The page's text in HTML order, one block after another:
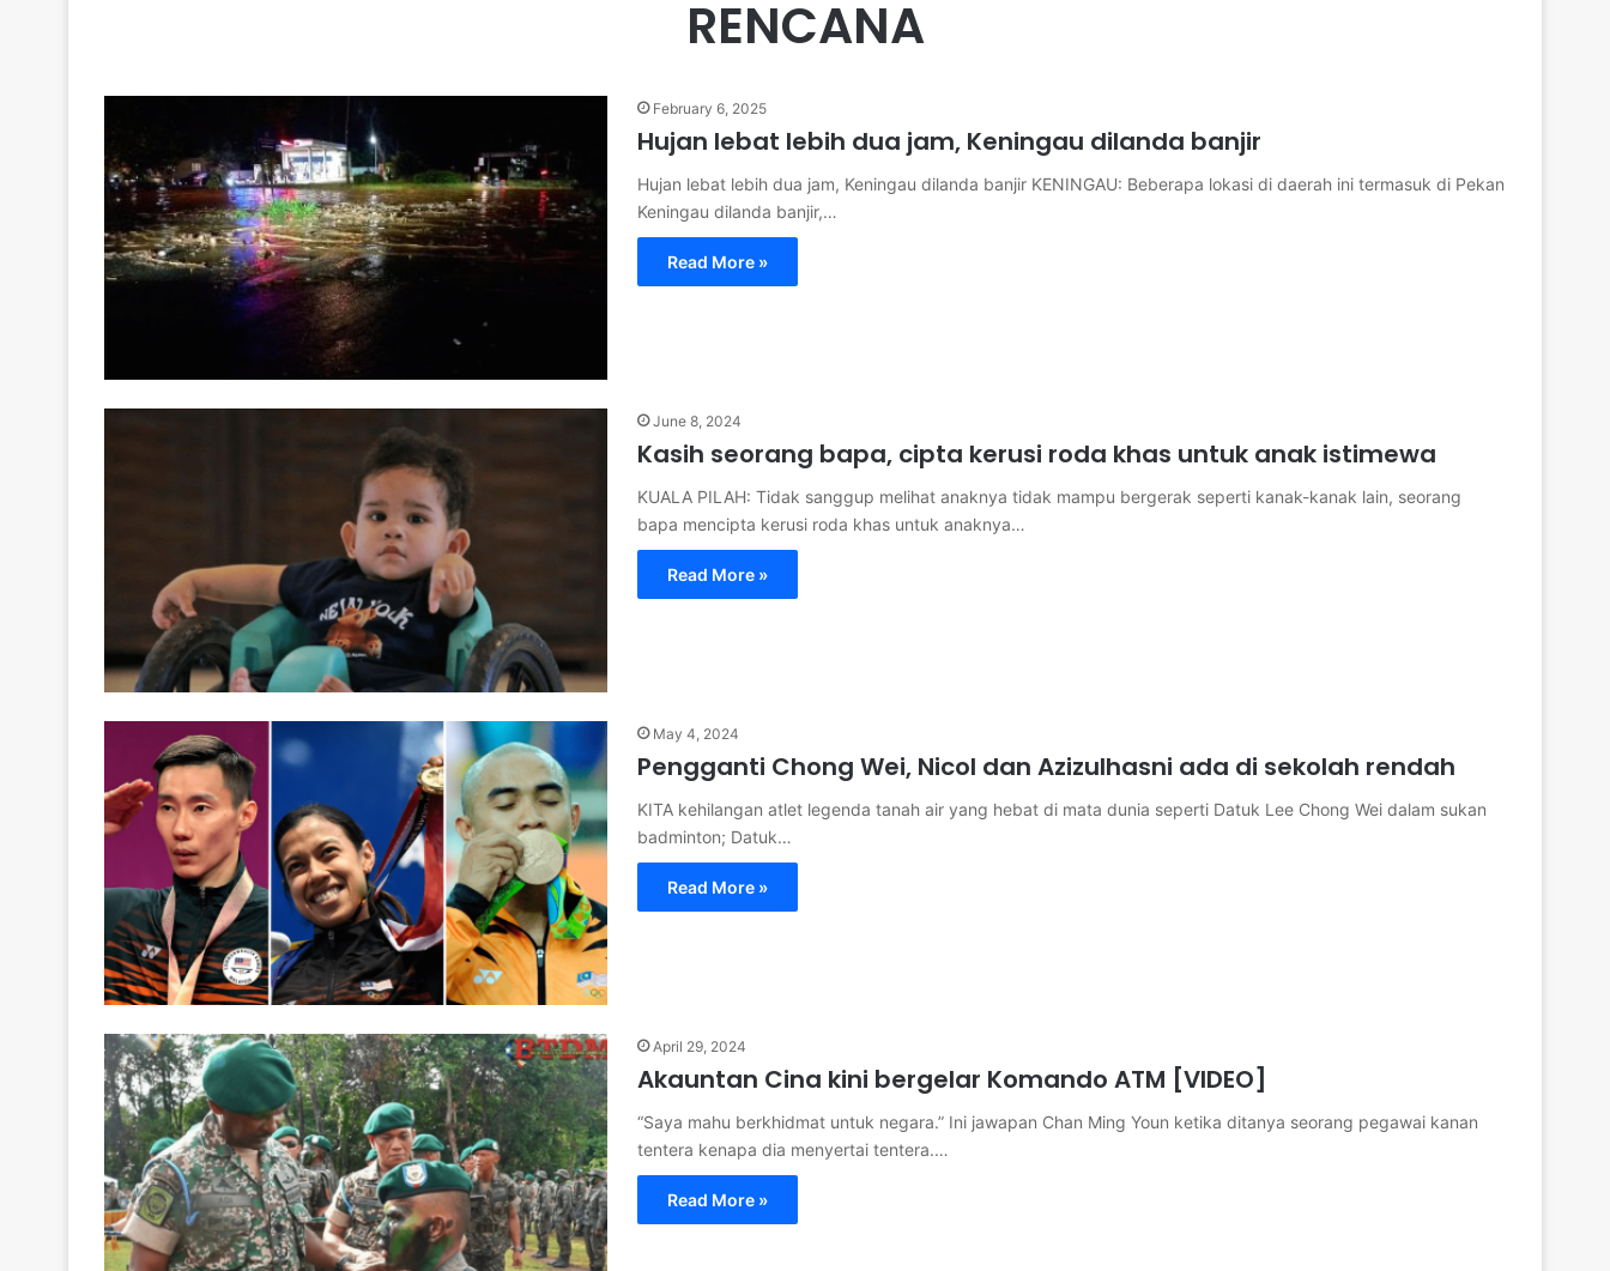
RENCANA
February 6, 2025
Hujan lebat lebih dua jam, Keningau dilanda banjir
Hujan lebat lebih dua jam, Keningau dilanda banjir KENINGAU: Beberapa lokasi di daerah ini termasuk di Pekan
Keningau dilanda banjir,…
Read More »
June 8, 2024
Kasih seorang bapa, cipta kerusi roda khas untuk anak istimewa
KUALA PILAH: Tidak sanggup melihat anaknya tidak mampu bergerak seperti kanak-kanak lain, seorang
bapa mencipta kerusi roda khas untuk anaknya…
Read More »
May 4, 2024
Pengganti Chong Wei, Nicol dan Azizulhasni ada di sekolah rendah
KITA kehilangan atlet legenda tanah air yang hebat di mata dunia seperti Datuk Lee Chong Wei dalam sukan
badminton; Datuk…
Read More »
April 29, 2024
Akauntan Cina kini bergelar Komando ATM [VIDEO]
“Saya mahu berkhidmat untuk negara.” Ini jawapan Chan Ming Youn ketika ditanya seorang pegawai kanan
tentera kenapa dia menyertai tentera.…
Read More »